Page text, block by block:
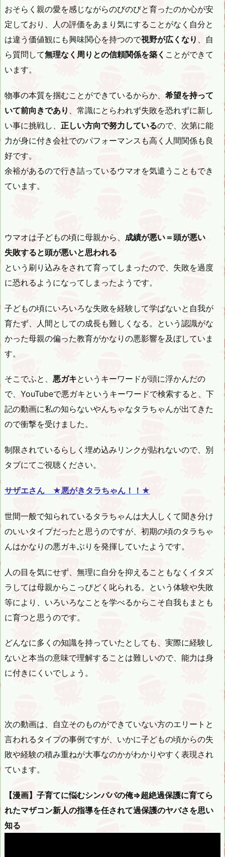
おそらく親の愛を感じながらのびのびと育ったのか心が安
定しており、人の評価をあまり気にすることがなく自分と
は違う価値観にも興味関心を持つので視野が広くなり 、自
ら質問して無理なく周りとの信頼関係を築く ことができて
います。
物事の本質を掴むことができているからか、 希望を持って
いて前向きであり 、常識にとらわれず失敗を恐れずに新し
い事に挑戦し、 正しい方向で努力しているので、次第に能
力が身に付き会社でのパフォーマンスも高く人間関係も良
好です。
余裕があるので行き詰っているウマオを気遣うこともでき
ています。
ウマオは子どもの頃に母親から、 成績が悪い＝頭が悪い
失敗すると頭が悪いと思われる
という刷り込みをされて育ってしまったので、失敗を過度
に恐れるようになってしまったようです。
子どもの頃にいろいろな失敗を経験して学ばないと自我が
育たず、人間としての成長も難しくなる。という認識がな
かった母親の偏った教育がかなりの悪影響を及ぼしていま
す。
そこでふと、 悪ガキというキーワードが頭に浮かんだの
で、YouTubeで悪ガキというキーワードで検索すると、下
記の動画に私の知らないやんちゃなタラちゃんが出てきた
ので衝撃を受けました。
制限されているらしく埋め込みリンクが貼れないので、別
タブにてご視聴ください。
サザエさん ★悪がきタラちゃん！！★
世間一般で知られているタラちゃんは大人しくて聞き分け
のいいタイプだったと思うのですが、初期の頃のタラちゃ
んはかなりの悪ガキぶりを発揮していたようです。
人の目を気にせず、無理に自分を抑えることもなくイタズ
ラしては母親からこっぴどく叱られる。という体験や失敗
等により、いろいろなことを学べるからこそ自我もまとも
に育つと思うのです。
どんなに多くの知識を持っていたとしても、実際に経験し
ないと本当の意味で理解することは難しいので、能力は身
に付きにくいでしょう。
次の動画は、自立そのものができていない方のエリートと
言われるタイプの事例ですが、いかに子どもの頃からの失
敗や経験の積み重ねが大事なのかがわかりやすく表現され
ています。
【漫画】子育てに悩むシンパパの俺⇒超絶過保護に育てら
れたマザコン新人の指導を任されて過保護のヤバさを思い
知る